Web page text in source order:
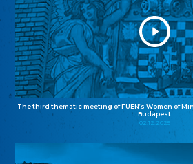
The third thematic meeting of FUEN’s Women of
Budapest
02.12.2025